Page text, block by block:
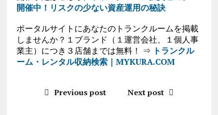
開催中！リスクの少ない資産運用の秘訣
ポータルサイトにあなたのトランクルームを掲載
しませんか？１ブランド（１運営会社、１個人事
業主）につき３店舗までは無料！ ⇒ トランクル
ーム・レンタル収納検索｜MYKURA.COM
Previous post Next post